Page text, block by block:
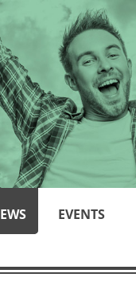
EVENTS